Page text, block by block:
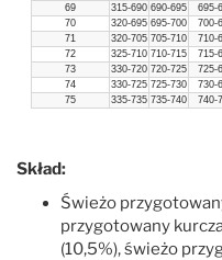
69
315-690 690-695 695-
70
320-695 695-700 700-
71
320-705 705-710 710-
72
325-710 710-715 715-
73
330-720 720-725 725-
74
330-725 725-730 730-
75
335-735 735-740 740-
Skład:
Świeżo
przygotowany
(10,5%), świeżo